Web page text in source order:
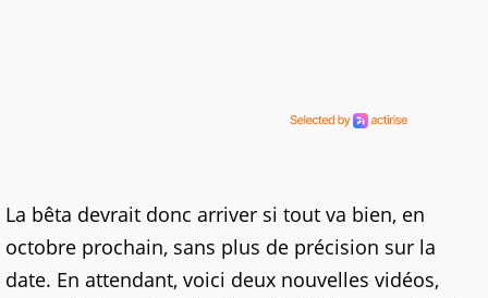
La bêta devrait donc arriver si tout va bien, en
octobre prochain, sans plus de précision sur la
date. En attendant, voici deux nouvelles vidéos,